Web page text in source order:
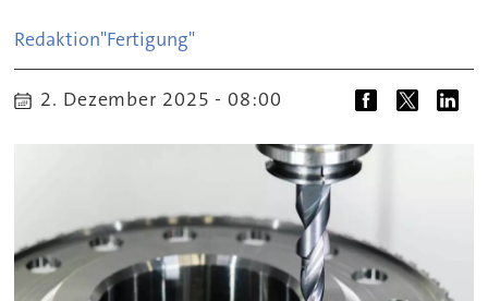
Redaktion"Fertigung"
2. Dezember 2025 - 08:00